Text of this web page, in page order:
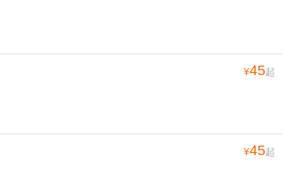
¥45起
¥45起